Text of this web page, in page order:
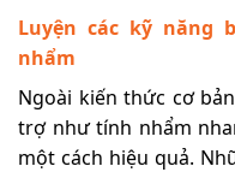
Luyện các kỹ năng
nhẩm
Ngoài kiến thức cơ
trợ như tính nhẩm
một cách hiệu quả.